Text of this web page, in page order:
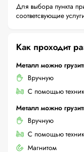
Для выбора пункта
соответсвующие
Как проходит
Металл можно
Вручную
С помощью
Металл можно
Вручную
С помощью
Магнитом